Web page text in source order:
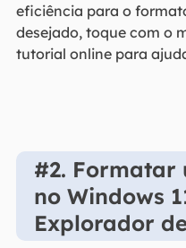
eficiência para o
desejado, toque com o
tutorial online para
#2. Formatar
no Windows
Explorador